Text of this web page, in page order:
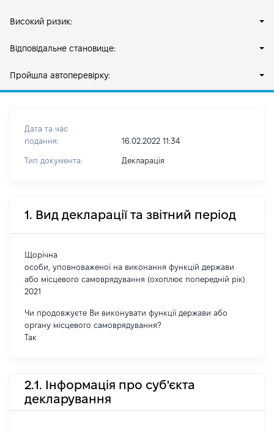
Високий ризик:
Відповідальне становище:
Пройшла автоперевірку:
Дата та час
подання:
16.02.2022 11:34
Тип документа: Декларація
1. Вид декларації та звітний період
Щорічна
особи, уповноваженої на виконання функцій держави
або місцевого самоврядування (охоплює попередній рік)
2021
Чи продовжуєте Ви виконувати функції держави або
органу місцевого самоврядування?
Так
2.1. Інформація про суб'єкта
декларування